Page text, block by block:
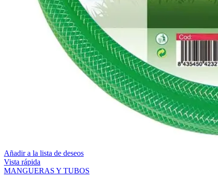
Añadir a la lista de deseos
Vista rápida
MANGUERAS Y TUBOS